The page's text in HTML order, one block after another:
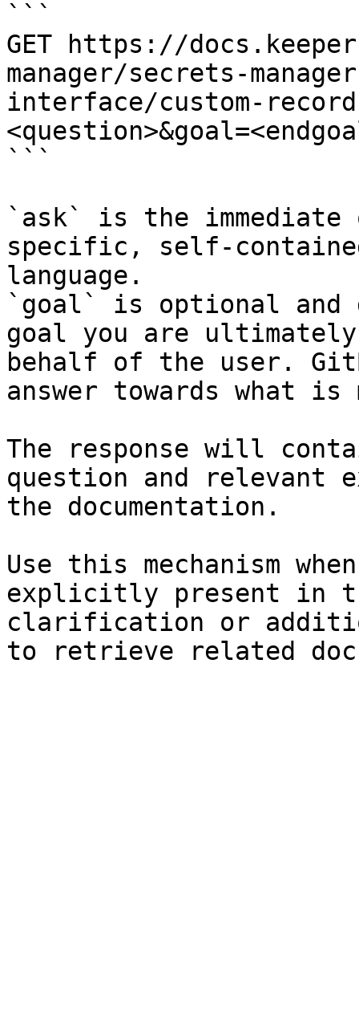
```
GET https://
manager/secrets-
interface/custom-
```
`ask` is the
specific, self-
language.
`goal` is optional and
goal you are
behalf of the user.
answer towards what
The response will
question and relevant
the documentation.
Use this mechanism
explicitly present in
clarification or